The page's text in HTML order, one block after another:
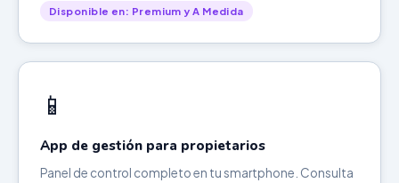
Disponible en: Premium y A Medida
📱
App de gestión para propietarios
Panel de control completo en tu smartphone. Consulta